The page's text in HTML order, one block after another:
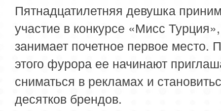
Пятнадцатилетняя девушка
участие в конкурсе «Мисс
занимает почетное первое место.
этого фурора ее начинают
сниматься в рекламах и
десятков брендов.